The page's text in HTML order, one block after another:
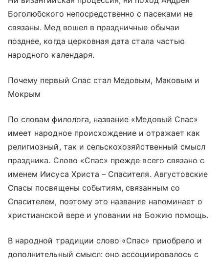
Боголюбского непосредственно с пасеками не
связаны. Мед вошел в праздничные обычаи
позднее, когда церковная дата стала частью
народного календаря.
Почему первый Спас стал Медовым, Маковым и
Мокрым
По словам филолога, название «Медовый Спас»
имеет народное происхождение и отражает как
религиозный, так и сельскохозяйственный смысл
праздника. Слово «Спас» прежде всего связано с
именем Иисуса Христа – Спасителя. Августовские
Спасы посвящены событиям, связанным со
Спасителем, поэтому это название напоминает о
христианской вере и уповании на Божию помощь.
В народной традиции слово «Спас» приобрело и
дополнительный смысл: оно ассоциировалось с